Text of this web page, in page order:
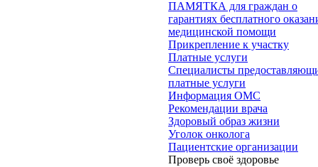
ПАМЯТКА для граждан о
гарантиях бесплатного
медицинской помощи
Прикрепление к участку
Платные услуги
Специалисты
платные услуги
Информация ОМС
Рекомендации врача
Здоровый образ жизни
Уголок онколога
Пациентские организации
Проверь своё здоровье